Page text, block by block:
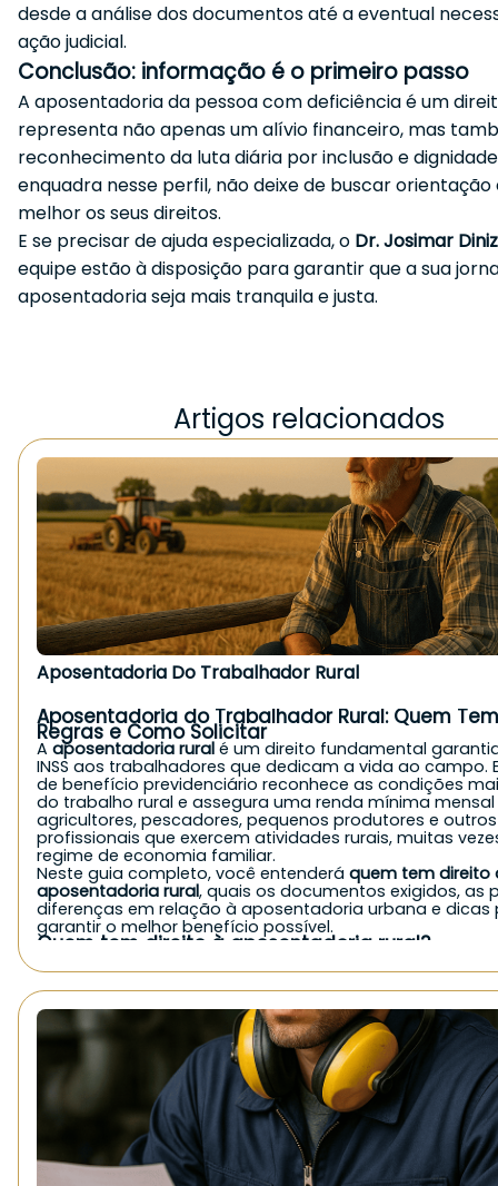
desde a análise dos documentos até a eventual
ação judicial.
Conclusão: informação é o primeiro passo
A aposentadoria da pessoa com deficiência é um
representa não apenas um alívio financeiro, mas
reconhecimento da luta diária por inclusão e
enquadra nesse perfil, não deixe de buscar
melhor os seus direitos.
E se precisar de ajuda especializada, o Dr. Josimar Diniz
equipe estão à disposição para garantir que a sua
aposentadoria seja mais tranquila e justa.
Artigos relacionados
Aposentadoria Do Trabalhador Rural
Aposentadoria do Trabalhador Rural: Quem
Regras e Como Solicitar
A aposentadoria rural é um direito fundamental
INSS aos trabalhadores que dedicam a vida ao campo.
de benefício previdenciário reconhece as condições
do trabalho rural e assegura uma renda mínima
agricultores, pescadores, pequenos produtores e outros
profissionais que exercem atividades rurais, muitas
regime de economia familiar.
Neste guia completo, você entenderá quem tem direito
aposentadoria rural, quais os documentos exigidos, as
diferenças em relação à aposentadoria urbana e dicas
garantir o melhor benefício possível.
Quem tem direito à aposentadoria rural?
exerce atividade no campo, seja de forma autônoma,
como empregado. Veja quem pode solicitar:
Agricultores e agricultoras familiares;
Pequenos produtores rurais;
Pescadores artesanais;
Trabalhadores rurais parceiros, arrendatários ou
Cônjuges e filhos que trabalham no campo em
Indígenas que comprovem atividade rural;
Boias-frias e diaristas rurais, mediante comprovação.
É importante destacar que, mesmo sem carteira
contribuições diretas, quem atua em regime de
pode ter direito ao benefício, desde que comprove a